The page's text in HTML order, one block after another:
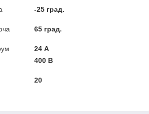
-25 град.
65 град.
24 А
400 В
20